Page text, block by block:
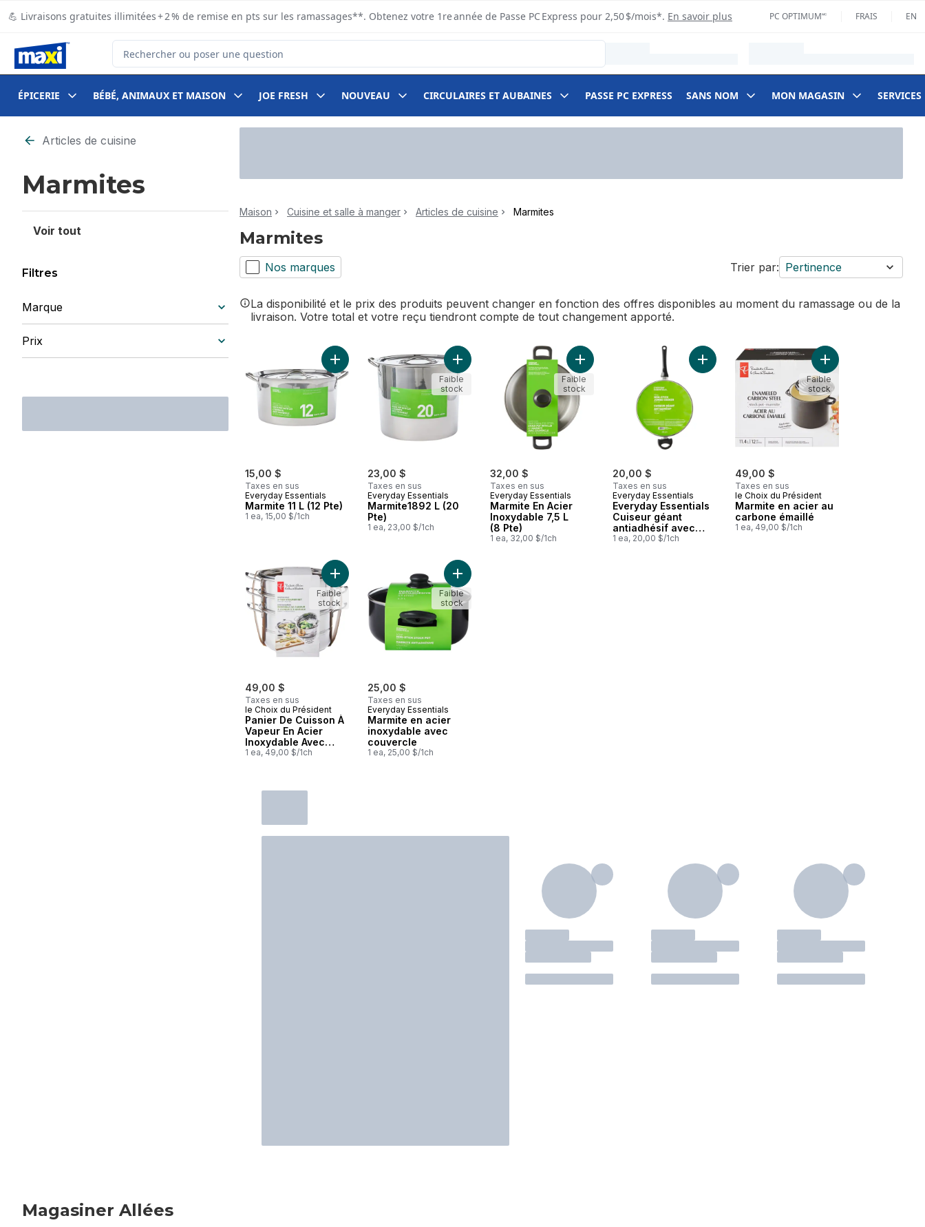
💪 Livraisons gratuites illimitées + 2 % de remise en pts sur les ramassages**. Obtenez votre 1re année de Passe PC Express pour 2,50 $/mois*. En savoir plus PC OPTIMUM🅪 FRAIS EN
Rechercher des produits
ÉPICERIE BÉBÉ, ANIMAUX ET MAISON JOE FRESH NOUVEAU CIRCULAIRES ET AUBAINES PASSE PC EXPRESS SANS NOM MON MAGASIN SERVICES
Passer au filtrage du contenu
Articles de cuisine
Marmites
Voir tout
Filtres
Marque
Prix
Maison Cuisine et salle à manger Articles de cuisine Marmites
Marmites
Nos marques Trier par: Pertinence
La disponibilité et le prix des produits peuvent changer en fonction des offres disponibles au moment du ramassage ou de la
livraison. Votre total et votre reçu tiendront compte de tout changement apporté.
15,00 $
Taxes en sus
Everyday Essentials
Marmite 11 L (12 Pte)
1 ea, 15,00 $/1ch
Ajouter Marmite 11 L (12 Pte) au panier
23,00 $
Taxes en sus
Everyday Essentials
Marmite1892 L (20
Pte)
1 ea, 23,00 $/1ch
Ajouter Marmite1892 L (20 Pte) au panier
Faible
stock
32,00 $
Taxes en sus
Everyday Essentials
Marmite En Acier
Inoxydable 7,5 L
(8 Pte)
1 ea, 32,00 $/1ch
Ajouter Marmite En Acier Inoxydable 7,5 L (8 Pte) au panier
Faible
stock
20,00 $
Taxes en sus
Everyday Essentials
Everyday Essentials
Cuiseur géant
antiadhésif avec
couvercle, poignées
1 ea, 20,00 $/1ch
49,00 $
Taxes en sus
le Choix du Président
Marmite en acier au
carbone émaillé
1 ea, 49,00 $/1ch
Ajouter Marmite en
Faible
stock
49,00 $
Taxes en sus
le Choix du Président
Panier De Cuisson À
Vapeur En Acier
Inoxydable Avec
Poignée
1 ea, 49,00 $/1ch
Ajouter Panier De Cuisson À Vapeur En Acier Inoxydable Avec Poignée au panier
Faible
stock
25,00 $
Taxes en sus
Everyday Essentials
Marmite en acier
inoxydable avec
couvercle
1 ea, 25,00 $/1ch
Ajouter Marmite en acier inoxydable avec couvercle au panier
Faible
stock
Magasiner Allées